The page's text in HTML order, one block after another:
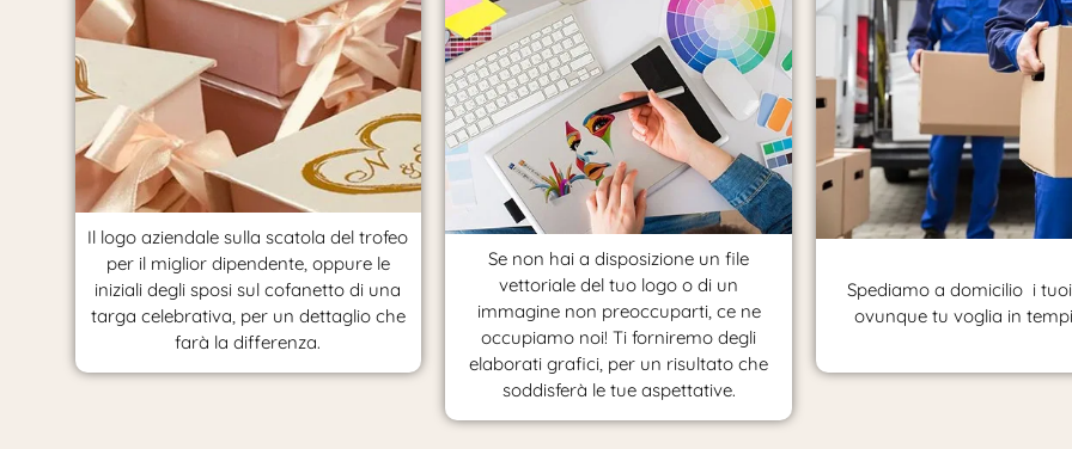
Il logo aziendale sulla scatola del trofeo
per il miglior dipendente, oppure le
iniziali degli sposi sul cofanetto di una
targa celebrativa, per un dettaglio che
farà la differenza.
Se non hai a disposizione un file
vettoriale del tuo logo o di un
immagine non preoccuparti, ce ne
occupiamo noi! Ti forniremo degli
elaborati grafici, per un risultato che
soddisferà le tue aspettative.
Spediamo a domicilio i
ovunque tu voglia in